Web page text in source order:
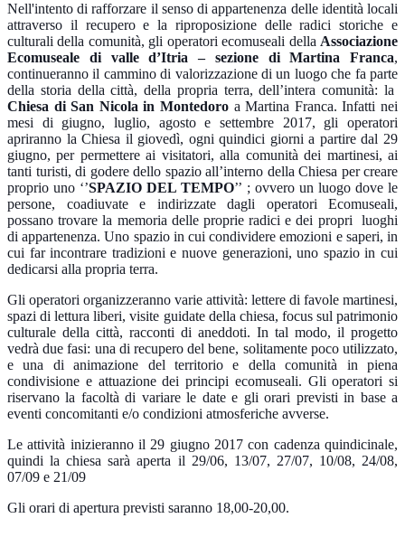
Nell'intento di rafforzare il senso di appartenenza delle identità locali
attraverso il recupero e la riproposizione delle radici storiche e
culturali della comunità, gli operatori ecomuseali della Associazione
Ecomuseale di valle d’Itria – sezione di Martina Franca,
continueranno il cammino di valorizzazione di un luogo che fa parte
della storia della città, della propria terra, dell’intera comunità: la
Chiesa di San Nicola in Montedoro a Martina Franca. Infatti nei
mesi di giugno, luglio, agosto e settembre 2017, gli operatori
apriranno la Chiesa il giovedì, ogni quindici giorni a partire dal 29
giugno, per permettere ai visitatori, alla comunità dei martinesi, ai
tanti turisti, di godere dello spazio all’interno della Chiesa per creare
proprio uno ‘’SPAZIO DEL TEMPO’’ ; ovvero un luogo dove le
persone, coadiuvate e indirizzate dagli operatori Ecomuseali,
possano trovare la memoria delle proprie radici e dei propri luoghi
di appartenenza. Uno spazio in cui condividere emozioni e saperi, in
cui far incontrare tradizioni e nuove generazioni, uno spazio in cui
dedicarsi alla propria terra.
Gli operatori organizzeranno varie attività: lettere di favole martinesi,
spazi di lettura liberi, visite guidate della chiesa, focus sul patrimonio
culturale della città, racconti di aneddoti. In tal modo, il progetto
vedrà due fasi: una di recupero del bene, solitamente poco utilizzato,
e una di animazione del territorio e della comunità in piena
condivisione e attuazione dei principi ecomuseali. Gli operatori si
riservano la facoltà di variare le date e gli orari previsti in base a
eventi concomitanti e/o condizioni atmosferiche avverse.
Le attività inizieranno il 29 giugno 2017 con cadenza quindicinale,
quindi la chiesa sarà aperta il 29/06, 13/07, 27/07, 10/08, 24/08,
07/09 e 21/09
Gli orari di apertura previsti saranno 18,00-20,00.